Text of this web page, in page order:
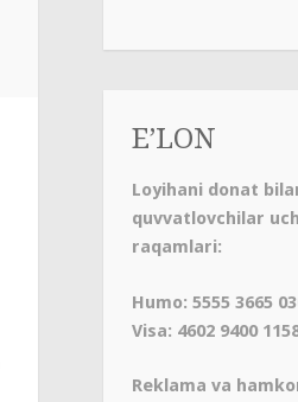
E’LON
Loyihani donat
quvvatlovchilar
raqamlari:
Humo: 5555 3665
Visa: 4602 9400
Reklama va